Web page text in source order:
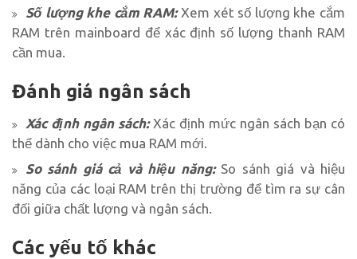
Số lượng khe cắm RAM:Xem xét số lượng khe cắm
RAM trên mainboard để xác định số lượng thanh RAM
cần mua.
Đánh giá ngân sách
Xác định ngân sách:Xác định mức ngân sách bạn có
thể dành cho việc mua RAM mới.
So sánh giá cả và hiệu năng:So sánh giá và hiệu
năng của các loại RAM trên thị trường để tìm ra sự cân
đối giữa chất lượng và ngân sách.
Các yếu tố khác